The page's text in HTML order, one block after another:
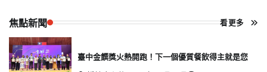
焦點新聞 看更多
臺中金饌獎火熱開跑！下一個優質餐飲得主就是您